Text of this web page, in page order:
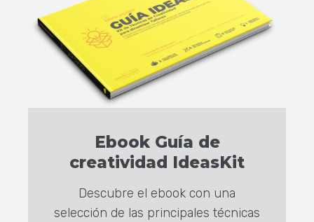
Ebook Guía de
creatividad IdeasKit
Descubre el ebook con una
selección de las principales técnicas